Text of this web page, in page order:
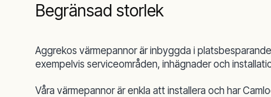
Begränsad storlek
Aggrekos värmepannor är inbyggda i
exempelvis serviceområden, inhägnader och
Våra värmepannor är enkla att installera och har